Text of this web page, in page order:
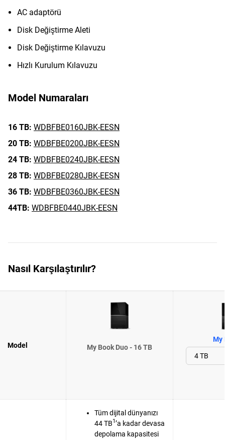
AC adaptörü
Disk Değiştirme Aleti
Disk Değiştirme Kılavuzu
Hızlı Kurulum Kılavuzu
Model Numaraları
16 TB: WDBFBE0160JBK-EESN
20 TB: WDBFBE0200JBK-EESN
24 TB: WDBFBE0240JBK-EESN
28 TB: WDBFBE0280JBK-EESN
36 TB: WDBFBE0360JBK-EESN
44TB: WDBFBE0440JBK-EESN
Nasıl Karşılaştırılır?
Model My Book Duo - 16 TB
My
Tüm dijital dünyanızı
44 TB1’a kadar devasa
depolama kapasitesi